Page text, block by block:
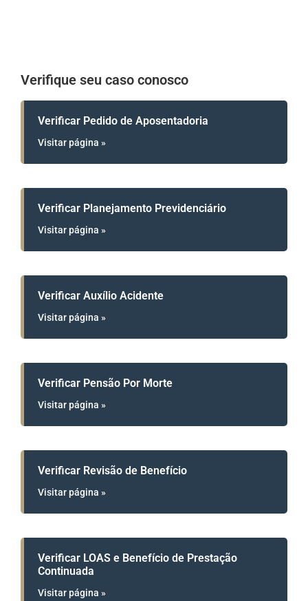
Verifique seu caso conosco
Verificar Pedido de Aposentadoria
Visitar página »
Verificar Planejamento Previdenciário
Visitar página »
Verificar Auxílio Acidente
Visitar página »
Verificar Pensão Por Morte
Visitar página »
Verificar Revisão de Benefício
Visitar página »
Verificar LOAS e Benefício de Prestação
Continuada
Visitar página »